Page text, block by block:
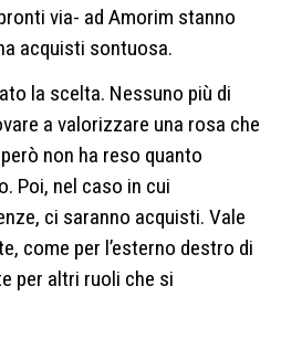
via- ad Amorim stanno
acquisti sontuosa.
la scelta. Nessuno più di
a valorizzare una rosa che
non ha reso quanto
Poi, nel caso in cui
ci saranno acquisti. Vale
come per l’esterno destro di
per altri ruoli che si